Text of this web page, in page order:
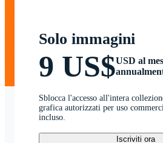
Solo immagini
9 US$USD al
Sblocca l'accesso all'intera
grafica autorizzati per uso
incluso.
Iscriviti ora